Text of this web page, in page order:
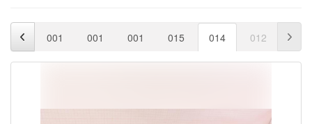
001 001 001 001 015 014 012